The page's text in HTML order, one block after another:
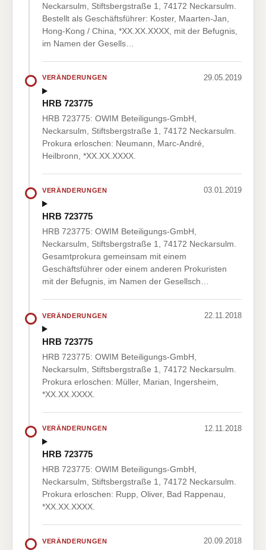
Neckarsulm, Stiftsbergstraße 1, 74172 Neckarsulm.
Bestellt als Geschäftsführer: Koster, Maarten-Jan,
Hong-Kong / China, *XX.XX.XXXX, mit der Befugnis,
im Namen der Gesells…
VERÄNDERUNGEN 29.05.2019
HRB 723775
HRB 723775: OWIM Beteiligungs-GmbH,
Neckarsulm, Stiftsbergstraße 1, 74172 Neckarsulm.
Prokura erloschen: Neumann, Marc-André,
Heilbronn, *XX.XX.XXXX.
VERÄNDERUNGEN 03.01.2019
HRB 723775
HRB 723775: OWIM Beteiligungs-GmbH,
Neckarsulm, Stiftsbergstraße 1, 74172 Neckarsulm.
Gesamtprokura gemeinsam mit einem
Geschäftsführer oder einem anderen Prokuristen
mit der Befugnis, im Namen der Gesellsch…
VERÄNDERUNGEN 22.11.2018
HRB 723775
HRB 723775: OWIM Beteiligungs-GmbH,
Neckarsulm, Stiftsbergstraße 1, 74172 Neckarsulm.
Prokura erloschen: Müller, Marian, Ingersheim,
*XX.XX.XXXX.
VERÄNDERUNGEN 12.11.2018
HRB 723775
HRB 723775: OWIM Beteiligungs-GmbH,
Neckarsulm, Stiftsbergstraße 1, 74172 Neckarsulm.
Prokura erloschen: Rupp, Oliver, Bad Rappenau,
*XX.XX.XXXX.
VERÄNDERUNGEN 20.09.2018